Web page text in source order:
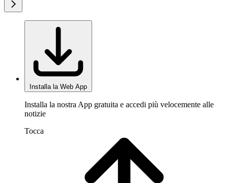
Installa la Web App
Installa la nostra App gratuita e accedi più velocemente alle
notizie
Tocca